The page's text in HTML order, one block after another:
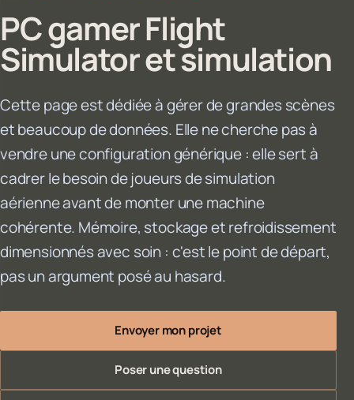
PC gamer Flight
Simulator et simulation
Cette page est dédiée à gérer de grandes scènes
et beaucoup de données. Elle ne cherche pas à
vendre une configuration générique : elle sert à
cadrer le besoin de joueurs de simulation
aérienne avant de monter une machine
cohérente. Mémoire, stockage et refroidissement
dimensionnés avec soin : c'est le point de départ,
pas un argument posé au hasard.
Envoyer mon projet
Poser une question